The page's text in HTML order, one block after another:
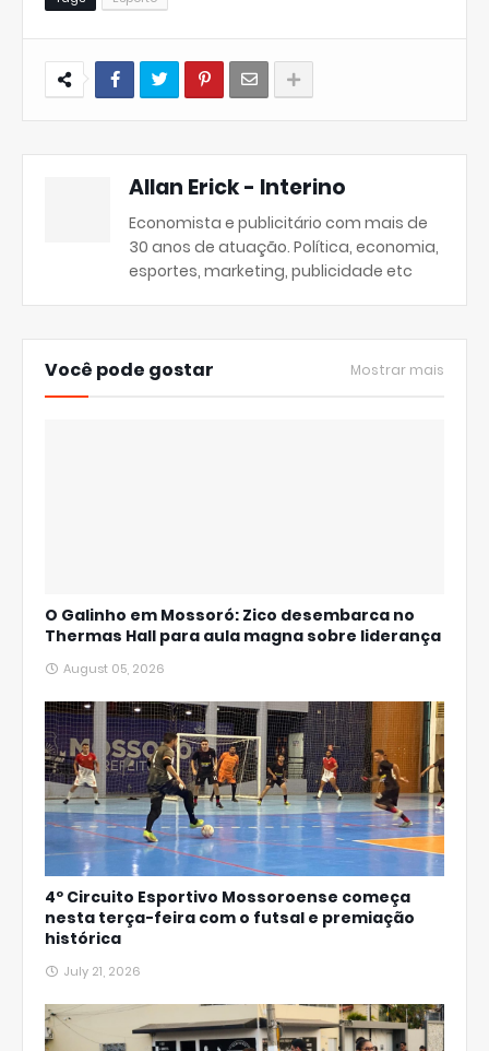
Allan Erick - Interino
Economista e publicitário com mais de
30 anos de atuação. Política, economia,
esportes, marketing, publicidade etc
Você pode gostar Mostrar mais
O Galinho em Mossoró: Zico desembarca no
Thermas Hall para aula magna sobre liderança
August 05, 2026
4º Circuito Esportivo Mossoroense começa
nesta terça-feira com o futsal e premiação
histórica
July 21, 2026